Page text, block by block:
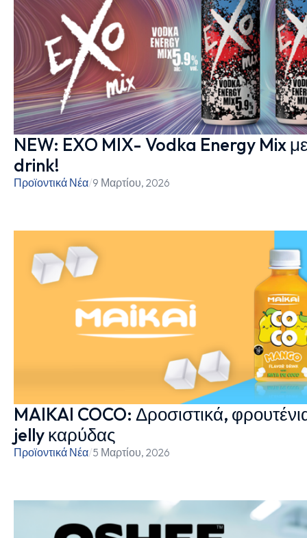
NEW: EXO MIX- Vodka Energy Mix
drink!
Προϊοντικά Νέα/9 Μαρτίου, 2026
MAIKAI COCO: Δροσιστικά,
jelly καρύδας
Προϊοντικά Νέα/5 Μαρτίου, 2026